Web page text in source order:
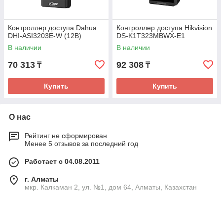
Контроллер доступа Dahua
DHI-ASI3203E-W (12В)
В наличии
70 313 ₸
Купить
Контроллер доступа Hikvision
DS-K1T323MBWX-E1
В наличии
92 308 ₸
Купить
О нас
Рейтинг не сформирован
Менее 5 отзывов за последний год
Работает с 04.08.2011
г. Алматы
мкр. Калкаман 2, ул. №1, дом 64, Алматы, Казахстан